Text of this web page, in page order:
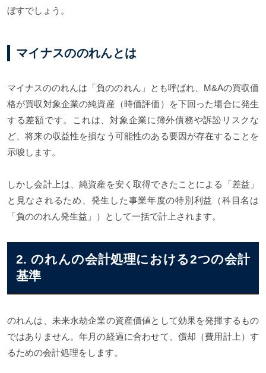
ぼすでしょう。
マイナスののれんとは
マイナスののれんは「負ののれん」とも呼ばれ、M&Aの買収価
格が買収対象企業の純資産（時価評価）を下回った場合に発生
する差額です。これは、対象企業に簿外債務や訴訟リスクな
ど、将来の収益性を損なう可能性のある要因が存在することを
示唆します。
しかし会計上は、純資産を安く取得できたことによる「差益」
と見なされるため、発生した事業年度の特別利益（科目名は
「負ののれん発生益」）として一括で計上されます。
2. のれんの会計処理における2つの会計
基準
のれんは、未来永劫企業の資産価値として効果を発揮するもの
ではありません。年月の経過に合わせて、償却（費用計上）す
るための会計処理をします。